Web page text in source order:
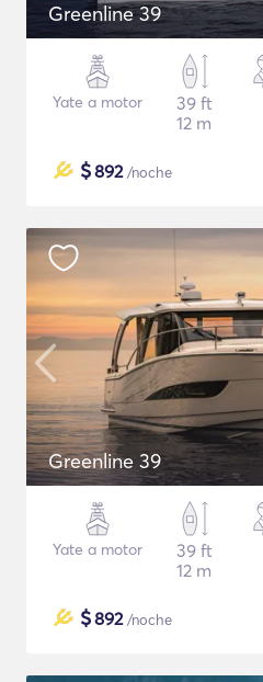
Greenline 39
Yate a motor
39 ft
12 m
$892/noche
Greenline 39
Yate a motor
39 ft
12 m
$892/noche